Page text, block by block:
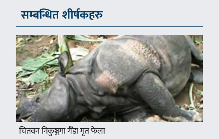
सम्बन्धित शीर्षकहरु
चितवन निकुञ्जमा गैँडा मृत फेला